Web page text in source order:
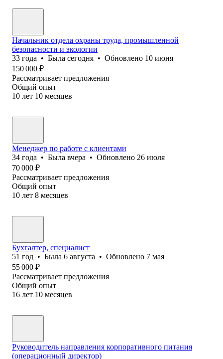
Начальник отдела охраны труда, промышленной
безопасности и экологии
33 года • Была сегодня • Обновлено 10 июня
150 000 ₽
Рассматривает предложения
Общий опыт
10 лет 10 месяцев
Менеджер по работе с клиентами
34 года • Была вчера • Обновлено 26 июля
70 000 ₽
Рассматривает предложения
Общий опыт
10 лет 8 месяцев
Бухгалтер, специалист
51 год • Была 6 августа • Обновлено 7 мая
55 000 ₽
Рассматривает предложения
Общий опыт
16 лет 10 месяцев
Руководитель направления корпоративного питания
(операционный директор)